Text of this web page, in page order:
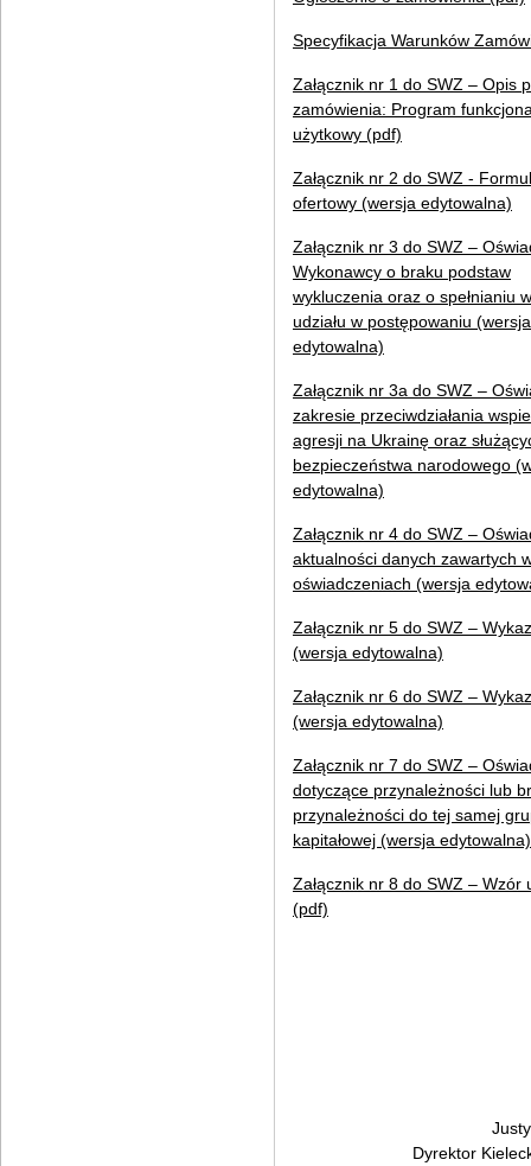
Specyfikacja Warunków
Załącznik nr 1 do SWZ – Opis
zamówienia: Program
użytkowy (pdf)
Załącznik nr 2 do SWZ -
ofertowy (wersja edytowalna)
Załącznik nr 3 do SWZ –
Wykonawcy o braku podstaw
wykluczenia oraz o spełnianiu
udziału w postępowaniu (wersja
edytowalna)
Załącznik nr 3a do SWZ –
zakresie przeciwdziałania
agresji na Ukrainę oraz
bezpieczeństwa narodowego
edytowalna)
Załącznik nr 4 do SWZ –
aktualności danych zawartych
oświadczeniach (wersja
Załącznik nr 5 do SWZ –
(wersja edytowalna)
Załącznik nr 6 do SWZ –
(wersja edytowalna)
Załącznik nr 7 do SWZ –
dotyczące przynależności lub
przynależności do tej samej
kapitałowej (wersja edytowalna)
Załącznik nr 8 do SWZ – Wzór
(pdf)
Dyrektor